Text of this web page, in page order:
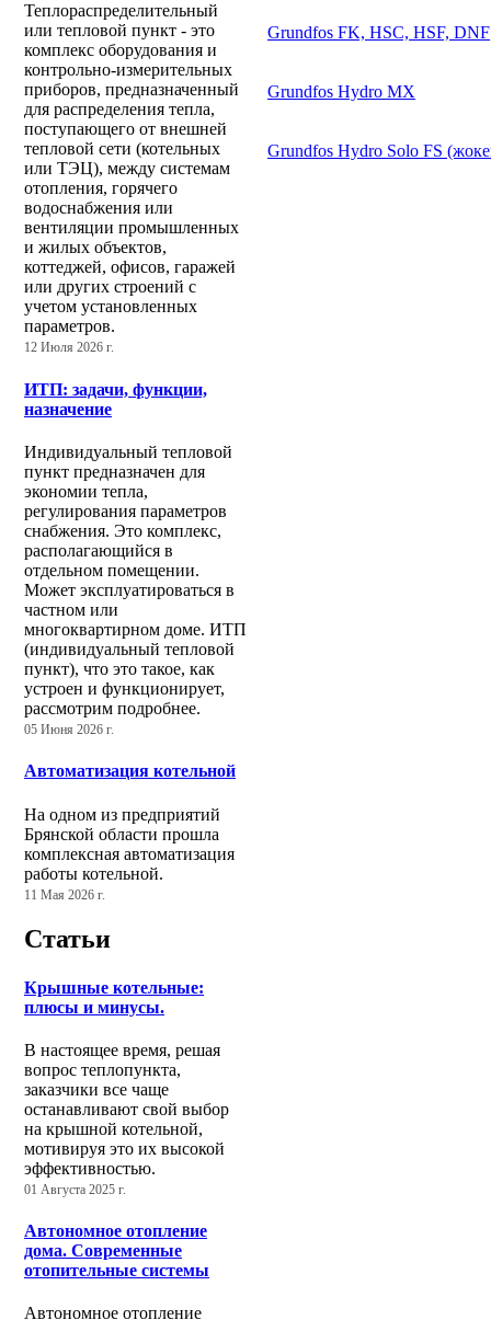
Теплораспределительный
или тепловой пункт - это
комплекс оборудования и
контрольно-измерительных
приборов, предназначенный
для распределения тепла,
поступающего от внешней
тепловой сети (котельных
или ТЭЦ), между системам
отопления, горячего
водоснабжения или
вентиляции промышленных
и жилых объектов,
коттеджей, офисов, гаражей
или других строений с
учетом установленных
параметров.
12 Июля 2026 г.
ИТП: задачи, функции,
назначение
Индивидуальный тепловой
пункт предназначен для
экономии тепла,
регулирования параметров
снабжения. Это комплекс,
располагающийся в
отдельном помещении.
Может эксплуатироваться в
частном или
многоквартирном доме. ИТП
(индивидуальный тепловой
пункт), что это такое, как
устроен и функционирует,
рассмотрим подробнее.
05 Июня 2026 г.
Автоматизация котельной
На одном из предприятий
Брянской области прошла
комплексная автоматизация
работы котельной.
11 Мая 2026 г.
Статьи
Крышные котельные:
плюсы и минусы.
В настоящее время, решая
вопрос теплопункта,
заказчики все чаще
останавливают свой выбор
на крышной котельной,
мотивируя это их высокой
эффективностью.
01 Августа 2025 г.
Автономное отопление
дома. Современные
отопительные системы
Автономное отопление
Grundfos FK, HSC, HSF, DNF
Grundfos Hydro MX
Grundfos Hydro Solo FS